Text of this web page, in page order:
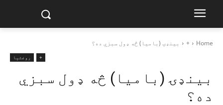
Home
+ بینډۍ (بامیا) څه ډول سبزي ده؟
+ روغتیا
بینډۍ (بامیا) څه ډول سبزي
ده؟